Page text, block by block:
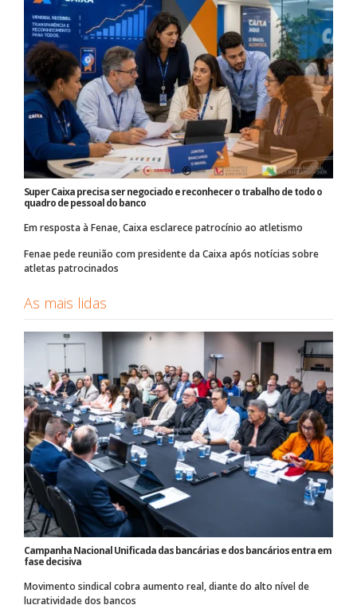
Super Caixa precisa ser negociado e reconhecer o trabalho de todo o
quadro de pessoal do banco
Em resposta à Fenae, Caixa esclarece patrocínio ao atletismo
Fenae pede reunião com presidente da Caixa após notícias sobre
atletas patrocinados
As mais lidas
Campanha Nacional Unificada das bancárias e dos bancários entra em
fase decisiva
Movimento sindical cobra aumento real, diante do alto nível de
lucratividade dos bancos